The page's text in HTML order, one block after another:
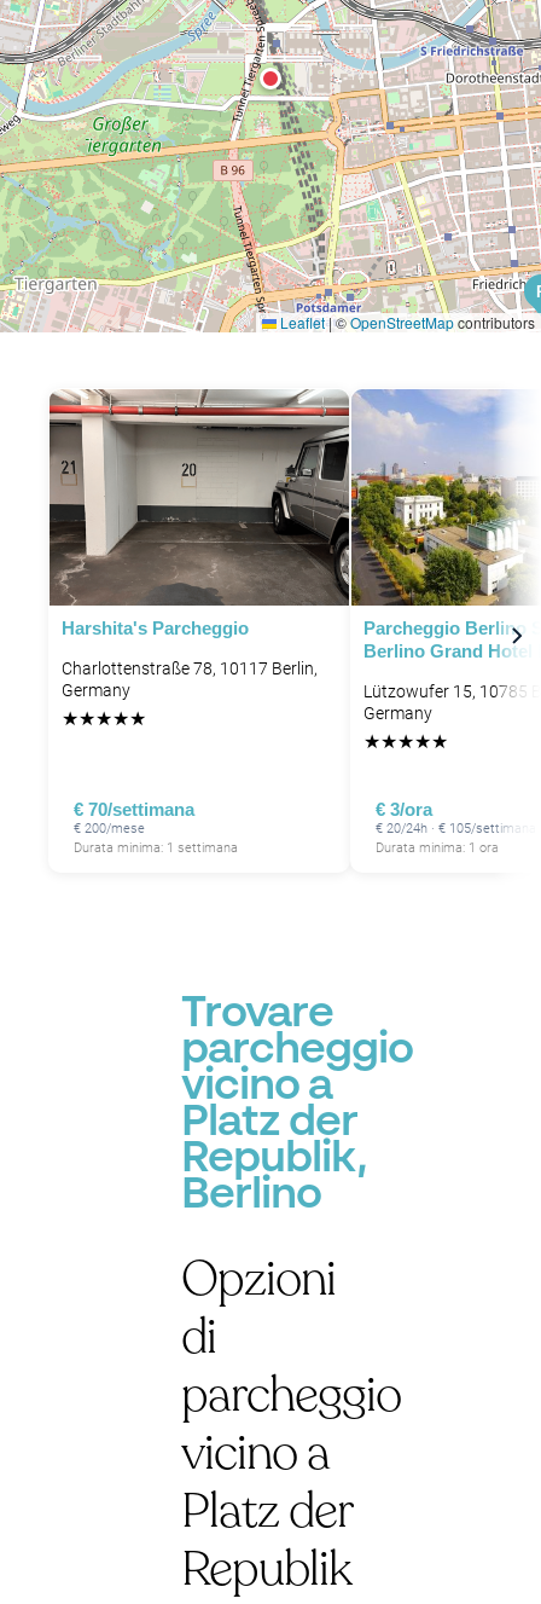
Leaflet|©OpenStreetMapcontributors
Harshita's Parcheggio
Charlottenstraße 78, 10117 Berlin,
Germany
★★★★★
€ 70/settimana
€ 200/mese
Durata minima: 1 settimana
Parcheggio Berlino
Berlino Grand Hotel
Lützowufer 15, 10785
Germany
★★★★★
€ 3/ora
€ 20/24h · € 105/settimana
Durata minima: 1 ora
Trovare
parcheggio
vicino a
Platz der
Republik,
Berlino
Opzioni
di
parcheggio
vicino a
Platz der
Republik